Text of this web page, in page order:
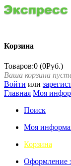
Корзина
Товаров:0 (0Руб.)
Ваша корзина
Войти или
Главная Моя
Поиск
Моя
Корзина
Оформление